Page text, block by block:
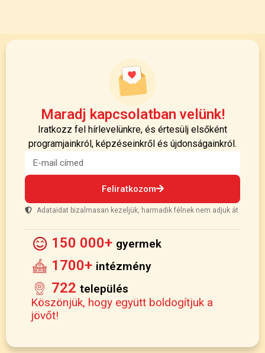
Maradj kapcsolatban velünk!
Iratkozz fel hírlevelünkre, és értesülj elsőként
programjainkról, képzéseinkről és újdonságainkról.
Feliratkozom
Adataidat bizalmasan kezeljük, harmadik félnek nem adjuk át
150 000+ gyermek
1700+ intézmény
722 település
Köszönjük, hogy együtt boldogítjuk a
jövőt!